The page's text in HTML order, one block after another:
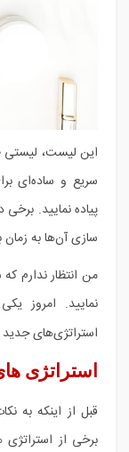
این لیست، لیستی
سریع و ساده‌ای
پیاده نمایید.
سازی آن‌ها به زمان
من انتظار ندارم که
نمایید. امروز
استراتژی‌های جدید
استراتژی
قبل از اینکه به
برخی از استراتژی